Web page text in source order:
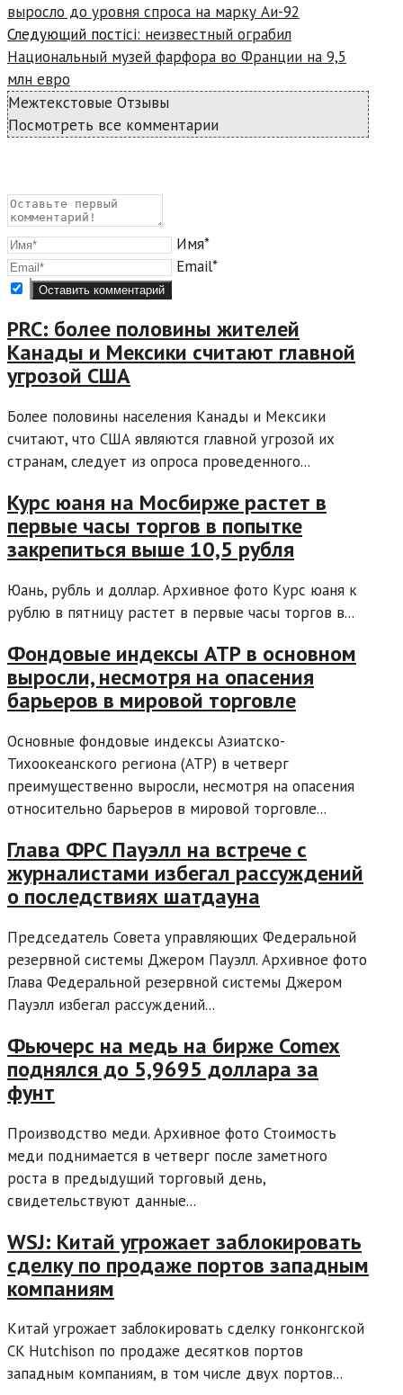
выросло до уровня спроса на марку Аи-92
Следующий постici: неизвестный ограбил
Национальный музей фарфора во Франции на 9,5
млн евро
Межтекстовые Отзывы
Посмотреть все комментарии
Имя*
Email*
PRC: более половины жителей
Канады и Мексики считают главной
угрозой США
Более половины населения Канады и Мексики
считают, что США являются главной угрозой их
странам, следует из опроса проведенного...
Курс юаня на Мосбирже растет в
первые часы торгов в попытке
закрепиться выше 10,5 рубля
Юань, рубль и доллар. Архивное фото Курс юаня к
рублю в пятницу растет в первые часы торгов в...
Фондовые индексы АТР в основном
выросли, несмотря на опасения
барьеров в мировой торговле
Основные фондовые индексы Азиатско-
Тихоокеанского региона (АТР) в четверг
преимущественно выросли, несмотря на опасения
относительно барьеров в мировой торговле...
Глава ФРС Пауэлл на встрече с
журналистами избегал рассуждений
о последствиях шатдауна
Председатель Совета управляющих Федеральной
резервной системы Джером Пауэлл. Архивное фото
Глава Федеральной резервной системы Джером
Пауэлл избегал рассуждений...
Фьючерс на медь на бирже Comex
поднялся до 5,9695 доллара за
фунт
Производство меди. Архивное фото Стоимость
меди поднимается в четверг после заметного
роста в предыдущий торговый день,
свидетельствуют данные...
WSJ: Китай угрожает заблокировать
сделку по продаже портов западным
компаниям
Китай угрожает заблокировать сделку гонконгской
CK Hutchison по продаже десятков портов
западным компаниям, в том числе двух портов...